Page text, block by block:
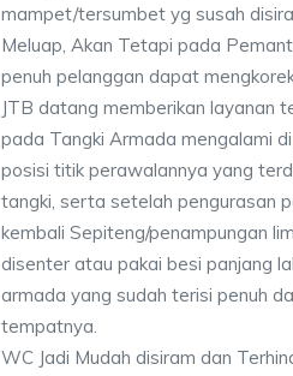
mampet/tersumbet yg susah
Meluap, Akan Tetapi pada
penuh pelanggan dapat
JTB datang memberikan layanan
pada Tangki Armada mengalami
posisi titik perawalannya yang
tangki, serta setelah pengurasan
kembali Sepiteng/penampungan
disenter atau pakai besi panjang
armada yang sudah terisi penuh
tempatnya.
WC Jadi Mudah disiram dan